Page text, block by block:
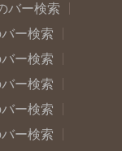
バー検索
ー検索
ー検索
ー検索
ー検索
ー検索